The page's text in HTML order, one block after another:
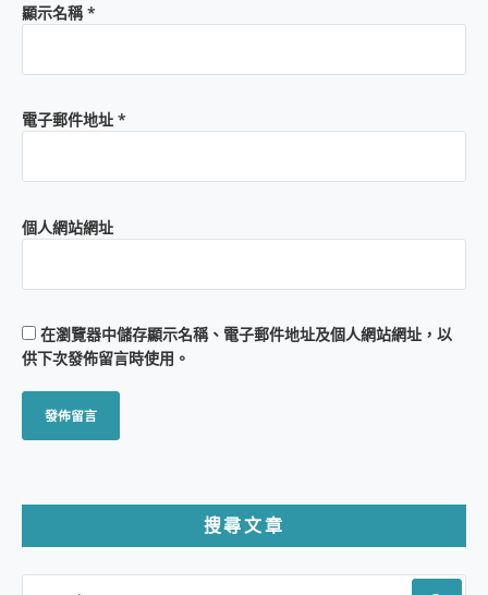
顯示名稱*
電子郵件地址 *
個人網站網址
在瀏覽器中儲存顯示名稱、電子郵件地址及個人網站網址，以
供下次發佈留言時使用。
搜尋文章